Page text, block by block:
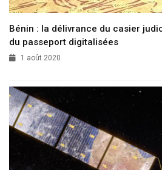
Bénin : la délivrance du casier
du passeport digitalisées
1 août 2020